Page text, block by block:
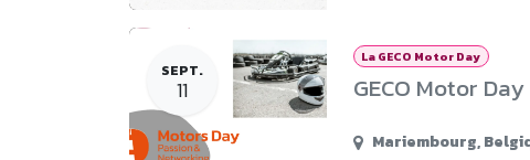
SEPT.
11
La GECO Motor Day
GECO Motor
Mariembourg,